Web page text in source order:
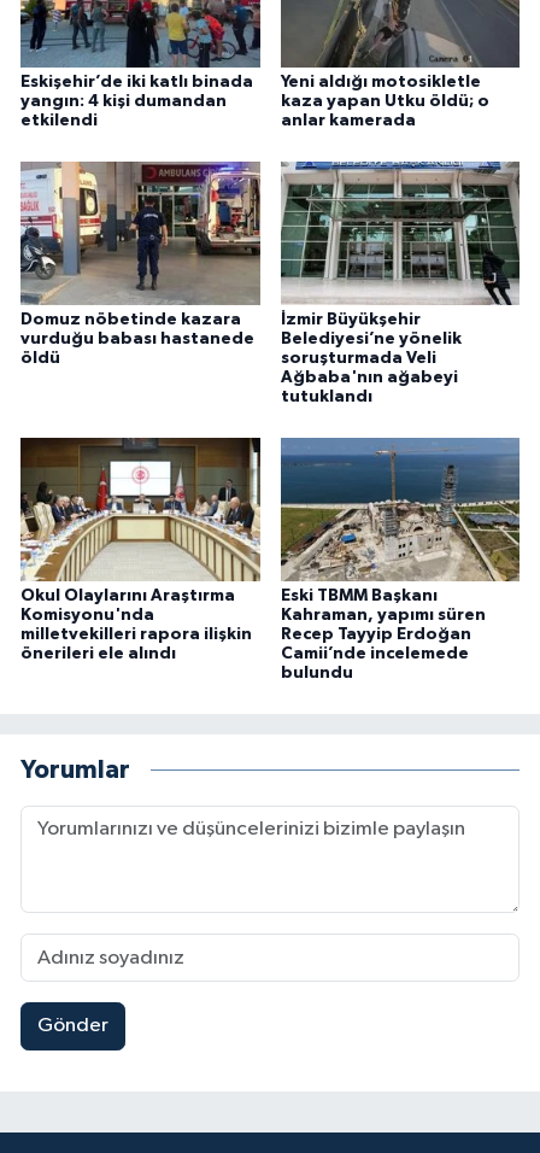
Eskişehir’de iki katlı binada
yangın: 4 kişi dumandan
etkilendi
Yeni aldığı motosikletle
kaza yapan Utku öldü; o
anlar kamerada
Domuz nöbetinde kazara
vurduğu babası hastanede
öldü
İzmir Büyükşehir
Belediyesi’ne yönelik
soruşturmada Veli
Ağbaba'nın ağabeyi
tutuklandı
Okul Olaylarını Araştırma
Komisyonu'nda
milletvekilleri rapora ilişkin
önerileri ele alındı
Eski TBMM Başkanı
Kahraman, yapımı süren
Recep Tayyip Erdoğan
Camii’nde incelemede
bulundu
Yorumlar
Gönder